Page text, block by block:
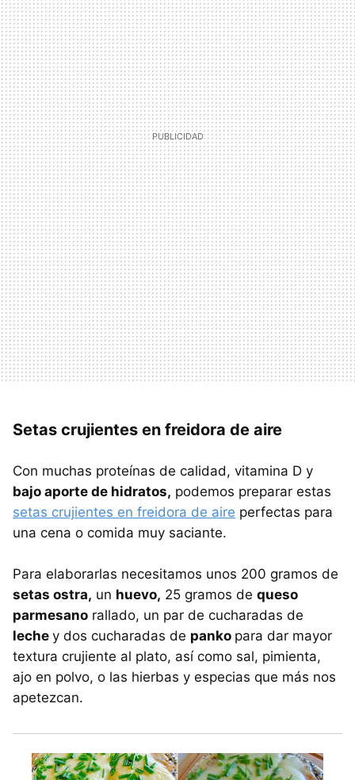
Setas crujientes en freidora de aire
Con muchas proteínas de calidad, vitamina D y
bajo aporte de hidratos, podemos preparar estas
setas crujientes en freidora de aire perfectas para
una cena o comida muy saciante.
Para elaborarlas necesitamos unos 200 gramos de
setas ostra, un huevo, 25 gramos de queso
parmesano rallado, un par de cucharadas de
leche y dos cucharadas de panko para dar mayor
textura crujiente al plato, así como sal, pimienta,
ajo en polvo, o las hierbas y especias que más nos
apetezcan.